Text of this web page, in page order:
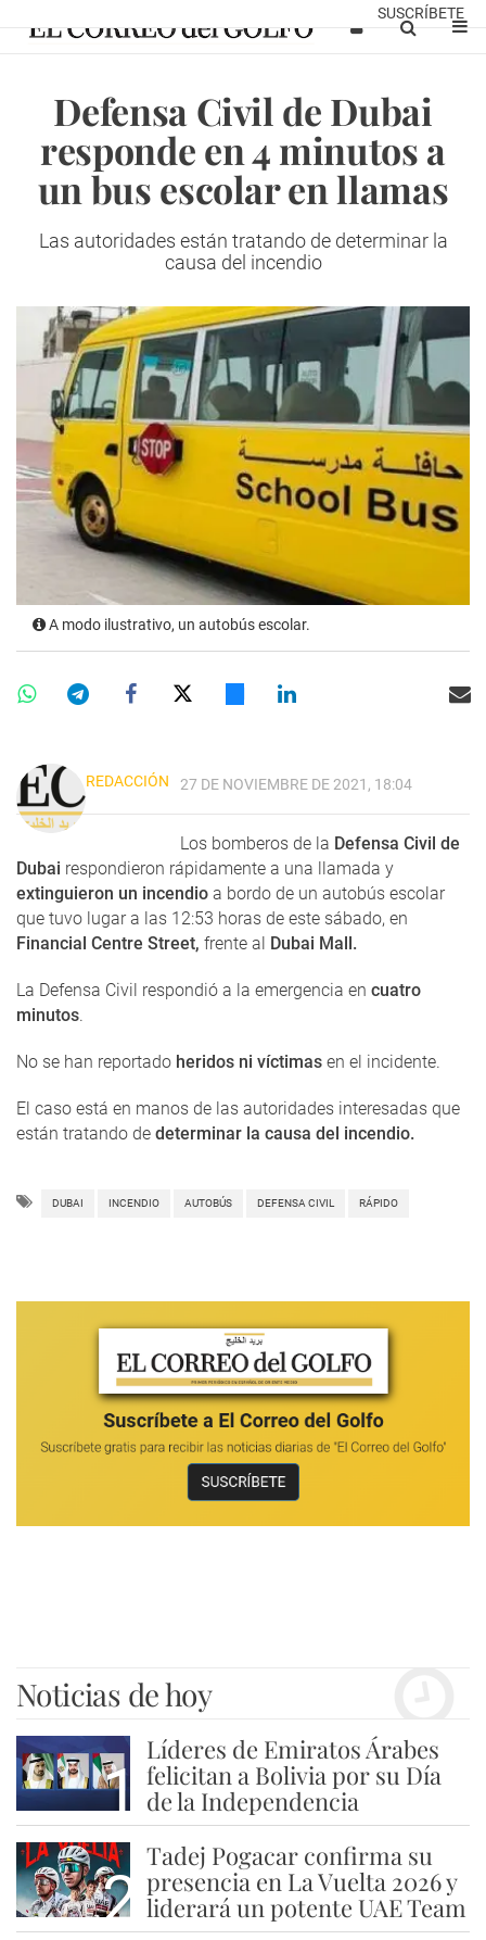
SUSCRÍBETE
Defensa Civil de Dubai
responde en 4 minutos a
un bus escolar en llamas
Las autoridades están tratando de determinar la
causa del incendio
A modo ilustrativo, un autobús escolar.
REDACCIÓN 27 DE NOVIEMBRE DE 2021, 18:04
Los bomberos de la Defensa Civil de
Dubai respondieron rápidamente a una llamada y
extinguieron un incendio a bordo de un autobús escolar
que tuvo lugar a las 12:53 horas de este sábado, en
Financial Centre Street, frente al Dubai Mall.
La Defensa Civil respondió a la emergencia en cuatro
minutos.
No se han reportado heridos ni víctimas en el incidente.
El caso está en manos de las autoridades interesadas que
están tratando de determinar la causa del incendio.
DUBAI INCENDIO AUTOBÚS DEFENSA CIVIL RÁPIDO
Noticias de hoy
1
Líderes de Emiratos Árabes
felicitan a Bolivia por su Día
de la Independencia
2
Tadej Pogacar confirma su
presencia en La Vuelta 2026 y
liderará un potente UAE Team